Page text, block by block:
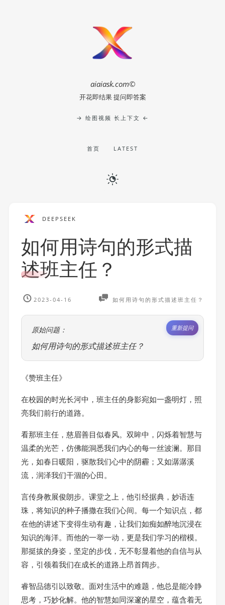
aiaiask.com©
开花即结果 提问即答案
→ 绘图视频 长上下文 ←
首页 LATEST
DEEPSEEK
如何用诗句的形式描
述班主任？
2023-04-16 如何用诗句的形式描述班主任？
原始问题：
如何用诗句的形式描述班主任？
重新提问
《赞班主任》
在校园的时光长河中，班主任的身影宛如一盏明灯，照
亮我们前行的道路。
看那班主任，慈眉善目似春风。双眸中，闪烁着智慧与
温柔的光芒，仿佛能洞悉我们内心的每一丝波澜。那目
光，如春日暖阳，驱散我们心中的阴霾；又如潺潺溪
流，润泽我们干涸的心田。
言传身教展俊朗步。课堂之上，他引经据典，妙语连
珠，将知识的种子播撒在我们心间。每一个知识点，都
在他的讲述下变得生动有趣，让我们如痴如醉地沉浸在
知识的海洋。而他的一举一动，更是我们学习的楷模。
那挺拔的身姿，坚定的步伐，无不彰显着他的自信与从
容，引领着我们在成长的道路上昂首阔步。
睿智品德引以致敬。面对生活中的难题，他总是能冷静
思考，巧妙化解。他的智慧如同深邃的星空，蕴含着无